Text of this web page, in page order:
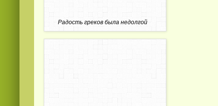
Радость греков была недолгой